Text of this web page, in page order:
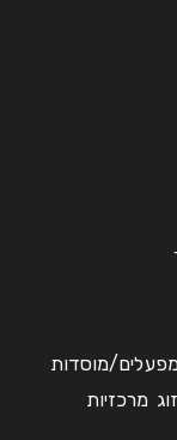
מוסדות
מרכזיות